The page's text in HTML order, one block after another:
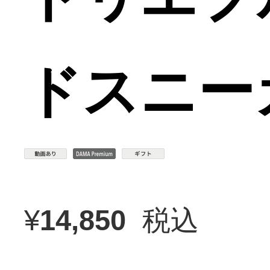
ドスニ
¥14,850 税込